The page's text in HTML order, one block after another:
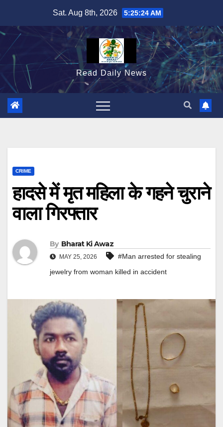
content
Sat. Aug 8th, 2026 5:25:25 AM
Read Daily News
CRIME
हादसे में मृत महिला के गहने चुराने
वाला गिरफ्तार
By Bharat Ki Awaz
MAY 25, 2026
#Man arrested for stealing
jewelry from woman killed in accident